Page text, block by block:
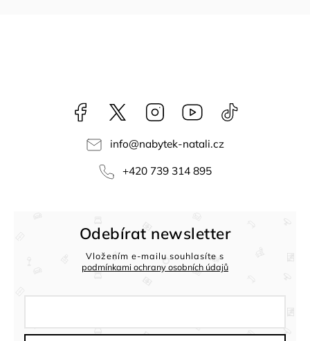
Facebook NataliNabytek
Instagram YouTube
info@nabytek-natali.cz
+420 739 314 895
Odebírat newsletter
Vložením e-mailu souhlasíte s
podmínkami ochrany osobních údajů